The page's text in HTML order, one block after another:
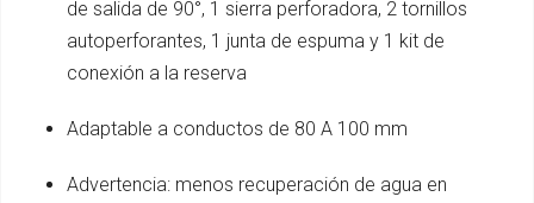
de salida de 90°, 1 sierra perforadora, 2 tornillos
autoperforantes, 1 junta de espuma y 1 kit de
conexión a la reserva
Adaptable a conductos de 80 A 100 mm
Advertencia: menos recuperación de agua en